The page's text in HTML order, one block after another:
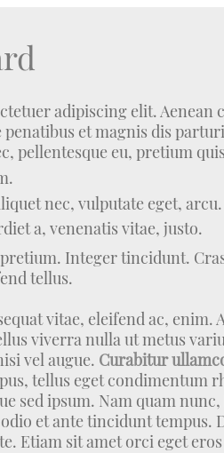
adipiscing elit. Aenean
penatibus et magnis dis
pellentesque eu, pretium
nec, vulputate eget, arcu.
a, venenatis vitae, justo.
Integer tincidunt.
tellus.
vitae, eleifend ac, enim.
viverra nulla ut metus
vel augue. Curabitur
tellus eget condimentum
sed ipsum. Nam quam
et ante tincidunt tempus.
Etiam sit amet orci eget